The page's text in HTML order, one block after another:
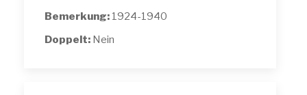
Bemerkung: 1924-1940
Doppelt: Nein